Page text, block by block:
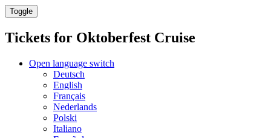
Toggle
Tickets for Oktoberfest Cruise
Open language switch
Deutsch
English
Français
Nederlands
Polski
Italiano